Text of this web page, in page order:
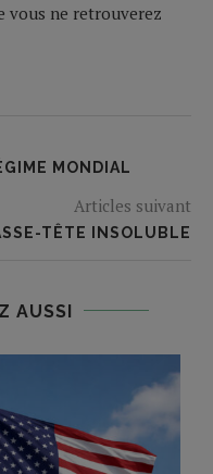
vous ne retrouverez
MONDIAL
Articles suivant
TÊTE INSOLUBLE
AUSSI